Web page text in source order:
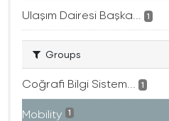
Ulaşım Dairesi Başka... 1
Groups
Coğrafi Bilgi Sistem... 1
Mobility 1